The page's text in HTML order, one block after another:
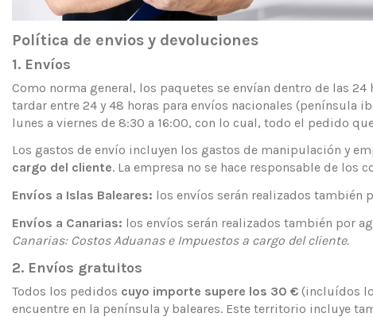
Política de envios y devoluciones
1. Envíos
Como norma general, los paquetes se envían dentro de las
tardar entre 24 y 48 horas para envíos nacionales (península
lunes a viernes de 8:30 a 16:00, con lo cual, todo el pedido
Los gastos de envío incluyen los gastos de manipulación y
cargo del cliente. La empresa no se hace responsable de
Envíos a Islas Baleares: los envíos serán realizados también
Envíos a Canarias: los envíos serán realizados también por
Canarias: Costos Aduanas e Impuestos a cargo del cliente.
2. Envíos gratuitos
Todos los pedidos cuyo importe supere los 30 € (incluídos
encuentre en la península y baleares. Este territorio incluye